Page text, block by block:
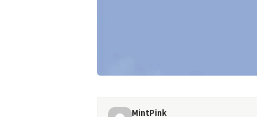
MintPink